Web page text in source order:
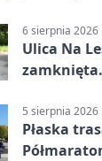
6 sierpnia 2026
Ulica Na
5 sierpnia 2026
Płaska